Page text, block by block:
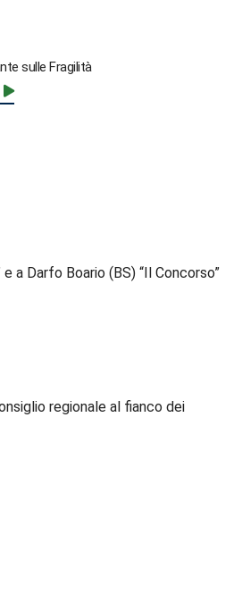
sulle Fragilità
a Darfo Boario (BS) “Il Concorso”
regionale al fianco dei